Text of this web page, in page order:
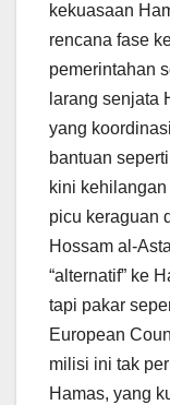
kekuasaan
rencana fase
pemerintahan
larang senjata
yang
bantuan
kini
picu keraguan
Hossam al-
“alternatif” ke
tapi pakar
European
milisi ini tak
Hamas, yang